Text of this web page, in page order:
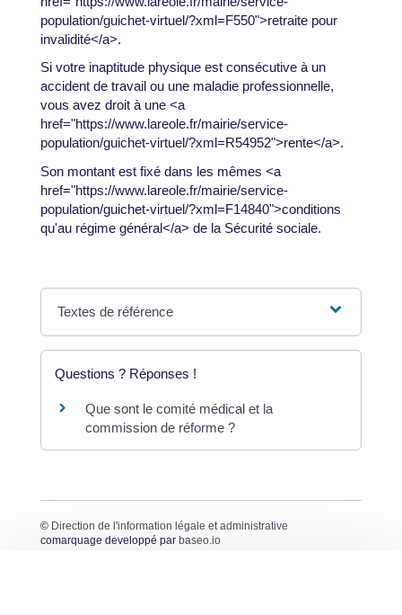
population/guichet-virtuel/?xml=F550">retraite pour
invalidité</a>.
Si votre inaptitude physique est consécutive à un
accident de travail ou une maladie professionnelle,
vous avez droit à une <a
href="https://www.lareole.fr/mairie/service-
population/guichet-virtuel/?xml=R54952">rente</a>.
Son montant est fixé dans les mêmes <a
href="https://www.lareole.fr/mairie/service-
population/guichet-virtuel/?xml=F14840">conditions
qu'au régime général</a> de la Sécurité sociale.
Textes de référence
Questions ? Réponses !
Que sont le comité médical et la
commission de réforme ?
© Direction de l'information légale et administrative
comarquage developpé par baseo.io